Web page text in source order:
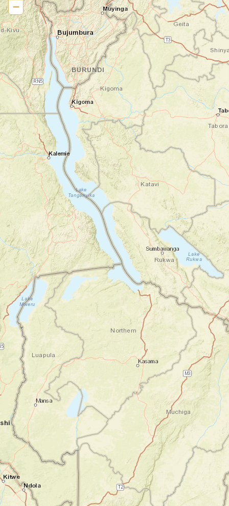
−
Jour 1
Bienvenue en Afrique du Sud !
Aéroport de Johannesburg - White
River
Vous atterrissez à l'aéroport international
OR Tambo de Johannesburg et un
représentant francophone vous accueille
chaleureusement. Après avoir récupéré
votre véhicule de location, vous prenez la
route vers White River, charmante petite
ville nichée aux portes du célèbre canyon
de la rivière Blyde. Le trajet de quatre
heures vous permet de profiter des premiers
paysages de votre voyage. L'environnement
change progressivement depuis les hauts
plateaux jusqu'aux terres basses du
"Lowveld". À mesure que vous progressez,
vous sentez l'air se réchauffer. Vous
préparez petit à petit votre entrée dans le
royaume de la faune sauvage. À votre
arrivée, vous vous installez dans votre
maison d'hôtes avec une hâte : être au
lendemain pour découvrir ce que la région a
à offrir.